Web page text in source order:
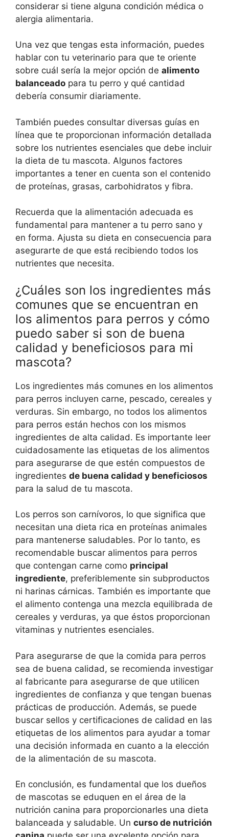
considerar si tiene alguna condición médica o
alergia alimentaria.
Una vez que tengas esta información, puedes
hablar con tu veterinario para que te oriente
sobre cuál sería la mejor opción de alimento
balanceado para tu perro y qué cantidad
debería consumir diariamente.
También puedes consultar diversas guías en
línea que te proporcionan información detallada
sobre los nutrientes esenciales que debe incluir
la dieta de tu mascota. Algunos factores
importantes a tener en cuenta son el contenido
de proteínas, grasas, carbohidratos y fibra.
Recuerda que la alimentación adecuada es
fundamental para mantener a tu perro sano y
en forma. Ajusta su dieta en consecuencia para
asegurarte de que está recibiendo todos los
nutrientes que necesita.
¿Cuáles son los ingredientes más
comunes que se encuentran en
los alimentos para perros y cómo
puedo saber si son de buena
calidad y beneficiosos para mi
mascota?
Los ingredientes más comunes en los alimentos
para perros incluyen carne, pescado, cereales y
verduras. Sin embargo, no todos los alimentos
para perros están hechos con los mismos
ingredientes de alta calidad. Es importante leer
cuidadosamente las etiquetas de los alimentos
para asegurarse de que estén compuestos de
ingredientes de buena calidad y beneficiosos
para la salud de tu mascota.
Los perros son carnívoros, lo que significa que
necesitan una dieta rica en proteínas animales
para mantenerse saludables. Por lo tanto, es
recomendable buscar alimentos para perros
que contengan carne como principal
ingrediente, preferiblemente sin subproductos
ni harinas cárnicas. También es importante que
el alimento contenga una mezcla equilibrada de
cereales y verduras, ya que éstos proporcionan
vitaminas y nutrientes esenciales.
Para asegurarse de que la comida para perros
sea de buena calidad, se recomienda investigar
al fabricante para asegurarse de que utilicen
ingredientes de confianza y que tengan buenas
prácticas de producción. Además, se puede
buscar sellos y certificaciones de calidad en las
etiquetas de los alimentos para ayudar a tomar
una decisión informada en cuanto a la elección
de la alimentación de su mascota.
En conclusión, es fundamental que los dueños
de mascotas se eduquen en el área de la
nutrición canina para proporcionarles una dieta
balanceada y saludable. Un curso de nutrición